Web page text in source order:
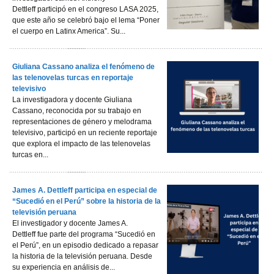
Dettleff participó en el congreso LASA 2025,
que este año se celebró bajo el lema “Poner
el cuerpo en Latinx America”. Su...
Giuliana Cassano analiza el fenómeno de
las telenovelas turcas en reportaje
televisivo
La investigadora y docente Giuliana
Cassano, reconocida por su trabajo en
representaciones de género y melodrama
televisivo, participó en un reciente reportaje
que explora el impacto de las telenovelas
turcas en...
James A. Dettleff participa en especial de
“Sucedió en el Perú” sobre la historia de la
televisión peruana
El investigador y docente James A.
Dettleff fue parte del programa “Sucedió en
el Perú”, en un episodio dedicado a repasar
la historia de la televisión peruana. Desde
su experiencia en análisis de...